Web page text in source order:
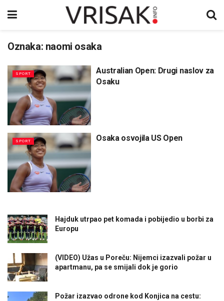
Oznaka: naomi osaka
SPORT
Australian Open: Drugi naslov za
Osaku
SPORT Osaka osvojila US Open
Hajduk utrpao pet komada i pobijedio u borbi za
Europu
(VIDEO) Užas u Poreču: Nijemci izazvali požar u
apartmanu, pa se smijali dok je gorio
Požar izazvao odrone kod Konjica na cestu: